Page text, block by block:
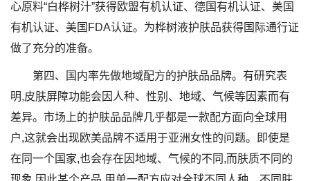
心原料“白桦树汁”获得欧盟有机认证、德国有机认证、美国
有机认证、美国FDA认证。为桦树液护肤品获得国际通行证
做了充分的准备。
第四、国内率先做地域配方的护肤品品牌。有研究表
明,皮肤屏障功能会因人种、性别、地域、气候等因素而有
差异。市场上的护肤品品牌几乎都是一款配方面向全球用
户,这就会出现欧美品牌不适用于亚洲女性的问题。即使是
在同一个国家,也会存在因地域、气候的不同,而肤质不同的